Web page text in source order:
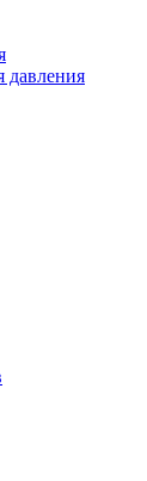
давления